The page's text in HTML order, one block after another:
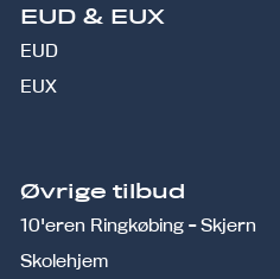
EUD & EUX
EUD
EUX
Øvrige tilbud
10'eren Ringkøbing - Skjern
Skolehjem